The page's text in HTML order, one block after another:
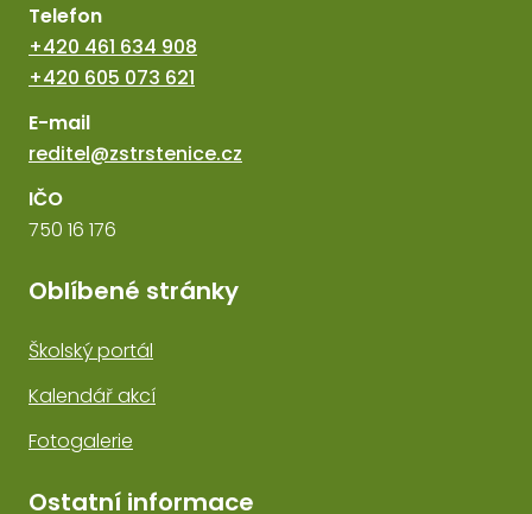
Telefon
+420 461 634 908
+420 605 073 621
E-mail
reditel@zstrstenice.cz
IČO
750 16 176
Oblíbené stránky
Školský portál
Kalendář akcí
Fotogalerie
Ostatní informace